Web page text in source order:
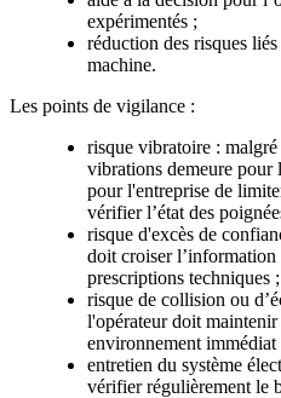
expérimentés ;
réduction des risques
machine.
Les points de vigilance :
risque vibratoire :
vibrations demeure pour
pour l'entreprise de
vérifier l’état des
risque d'excès de
doit croiser l’information
prescriptions techniques ;
risque de collision ou
l'opérateur doit
environnement immédiat
entretien du système
vérifier régulièrement le